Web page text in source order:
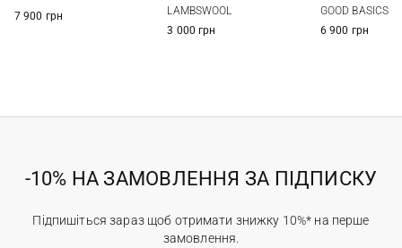
7 900 грн
LAMBSWOOL
3 000 грн
GOOD BASICS
6 900 грн
-10% НА ЗАМОВЛЕННЯ ЗА ПІДПИСКУ
Підпишіться зараз щоб отримати знижку 10%* на перше
замовлення.